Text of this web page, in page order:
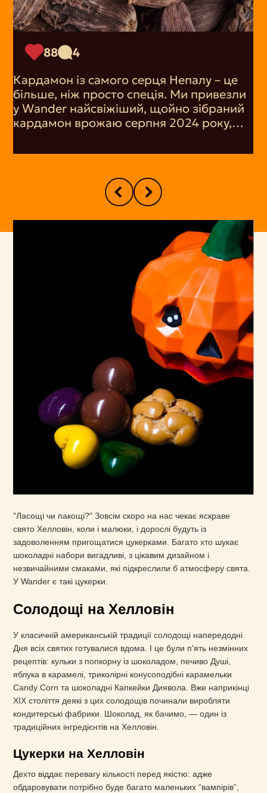
88
4
Кардамон із самого серця Непалу – це
більше, ніж просто спеція. Ми привезли
у Wander найсвіжіший, щойно зібраний
кардамон врожаю серпня 2024 року,
пряним ароматом. Його тонкі свіжі
будь-якій страві, будь то випічка, кава чи
"Ласощі чи пакощі?" Зовсім скоро на нас чекає яскраве
свято Хелловін, коли і малюки, і дорослі будуть із
задоволенням пригощатися цукерками. Багато хто шукає
шоколадні набори вигадливі, з цікавим дизайном і
незвичайними смаками, які підкреслили б атмосферу свята.
У Wander є такі цукерки.
Солодощі на Хелловін
У класичній американській традиції солодощі напередодні
Дня всіх святих готувалися вдома. І це були п'ять незмінних
рецептів: кульки з попкорну із шоколадом, печиво Душі,
яблука в карамелі, триколірні конусоподібні карамельки
Candy Corn та шоколадні Капкейки Диявола. Вже наприкінці
XIX століття деякі з цих солодощів починали виробляти
кондитерські фабрики. Шоколад, як бачимо, — один із
традиційних інгредієнтів на Хелловін.
Цукерки на Хелловін
Дехто віддає перевагу кількості перед якістю: адже
обдаровувати потрібно буде багато маленьких “вампірів”,